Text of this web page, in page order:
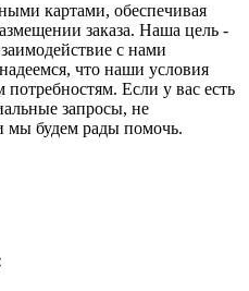
картами, обеспечивая
заказа. Наша цель -
с нами
что наши условия
Если у вас есть
запросы, не
мы будем рады помочь.